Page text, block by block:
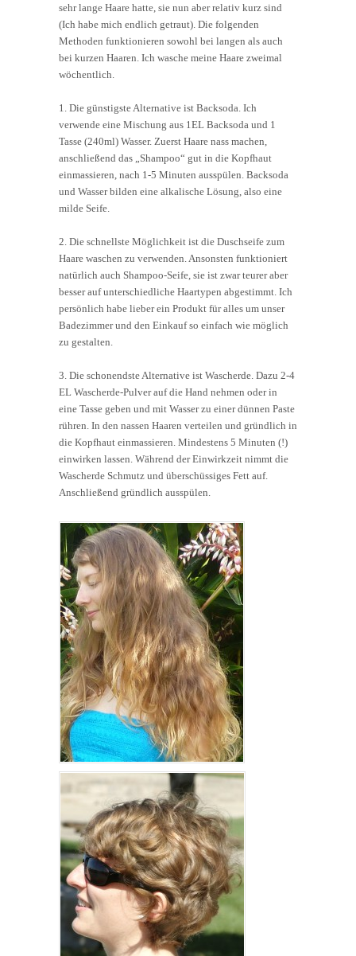
sehr lange Haare hatte, sie nun aber relativ kurz sind
(Ich habe mich endlich getraut). Die folgenden
Methoden funktionieren sowohl bei langen als auch
bei kurzen Haaren. Ich wasche meine Haare zweimal
wöchentlich.
1. Die günstigste Alternative ist Backsoda. Ich
verwende eine Mischung aus 1EL Backsoda und 1
Tasse (240ml) Wasser. Zuerst Haare nass machen,
anschließend das „Shampoo“ gut in die Kopfhaut
einmassieren, nach 1-5 Minuten ausspülen. Backsoda
und Wasser bilden eine alkalische Lösung, also eine
milde Seife.
2. Die schnellste Möglichkeit ist die Duschseife zum
Haare waschen zu verwenden. Ansonsten funktioniert
natürlich auch Shampoo-Seife, sie ist zwar teurer aber
besser auf unterschiedliche Haartypen abgestimmt. Ich
persönlich habe lieber ein Produkt für alles um unser
Badezimmer und den Einkauf so einfach wie möglich
zu gestalten.
3. Die schonendste Alternative ist Wascherde. Dazu 2-4
EL Wascherde-Pulver auf die Hand nehmen oder in
eine Tasse geben und mit Wasser zu einer dünnen Paste
rühren. In den nassen Haaren verteilen und gründlich in
die Kopfhaut einmassieren. Mindestens 5 Minuten (!)
einwirken lassen. Während der Einwirkzeit nimmt die
Wascherde Schmutz und überschüssiges Fett auf.
Anschließend gründlich ausspülen.